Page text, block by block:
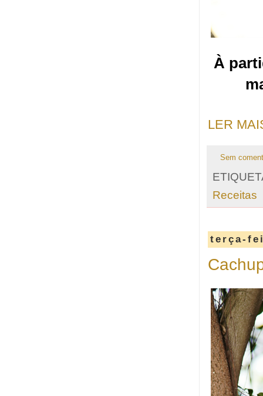
À
LER
Sem
Receitas
terça-